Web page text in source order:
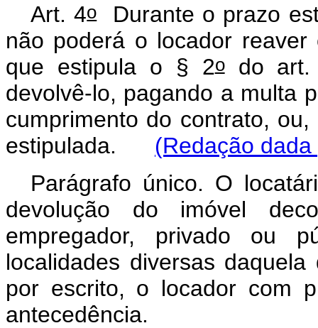
Art. 4oDurante o prazo
não poderá o locador
que estipula o § 2odo art.
devolvê-lo, pagando a multa
cumprimento do contrato,
estipulada.
(Redação
Parágrafo único. O
devolução do imóvel
empregador, privado ou
localidades diversas
por escrito, o locador com
antecedência.